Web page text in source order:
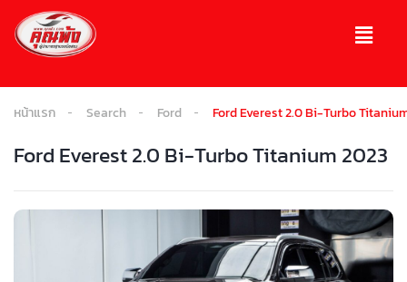
หน้าแรก Search Ford Ford Everest 2.0 Bi-Turbo
Ford Everest 2.0 Bi-Turbo Titanium 2023